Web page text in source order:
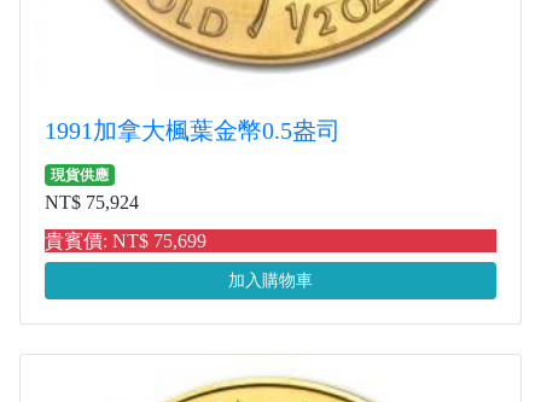
1991加拿大楓葉金幣0.5盎司
現貨供應
NT$ 75,924
貴賓價: NT$ 75,699
加入購物車